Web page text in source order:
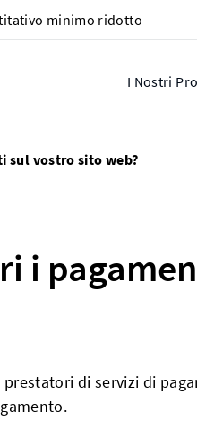
minimo ridotto
I Nostri
sul vostro sito web?
i
di servizi di